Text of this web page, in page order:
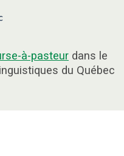
à-pasteur dans le
du Québec